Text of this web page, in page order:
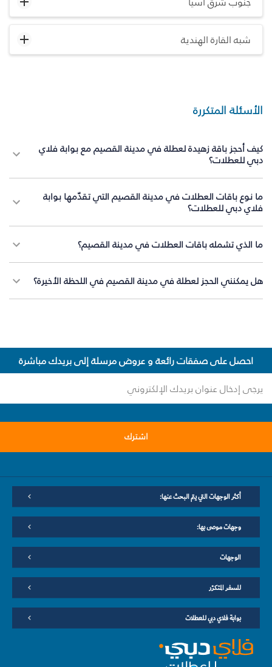
شبه القارة الهندية
الأسئلة المتكررة
كيف أحجز باقة زهيدة لعطلة في مدينة القصيم مع بوابة فلاي
دبي للعطلات؟
ما نوع باقات العطلات في مدينة القصيم التي تقدّمها بوابة
فلاي دبي للعطلات؟
ما الذي تشمله باقات العطلات في مدينة القصيم؟
هل يمكنني الحجز لعطلة في مدينة القصيم في اللحظة الأخيرة؟
احصل على صفقات رائعة و عروض مرسلة إلى بريدك مباشرة
اشترك
أكثر الوجهات التي يتم البحث عنها:
وجهات موصى بها:
الوجهات
للسفر المتكرّر
بوابة فلاي دبي للعطلات